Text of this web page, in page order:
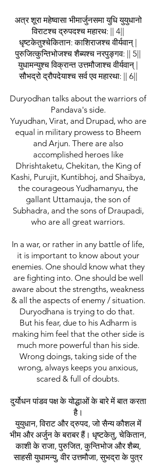
अत्र शूरा महेष्वासा भीमार्जुनसमा युधि युयुधानो
विराटश्च द्रुपदश्च महारथ: || 4||
धृष्टकेतुश्चेकितान: काशिराजश्च वीर्यवान् |
पुरुजित्कुन्तिभोजश्च शैब्यश्च नरपुङ्गव: || 5||
युधामन्युश्च विक्रान्त उत्तमौजाश्च वीर्यवान् |
सौभद्रो द्रौपदेयाश्च सर्व एव महारथा: || 6||
Duryodhan talks about the warriors of
Pandava's side.
Yuyudhan, Virat, and Drupad, who are
equal in military prowess to Bheem
and Arjun. There are also
accomplished heroes like
Dhrishtaketu, Chekitan, the King of
Kashi, Purujit, Kuntibhoj, and Shaibya,
the courageous Yudhamanyu, the
gallant Uttamauja, the son of
Subhadra, and the sons of Draupadi,
who are all great warriors.
In a war, or rather in any battle of life,
it is important to know about your
enemies. One should know what they
are fighting into. One should be well
aware about the strengths, weakness
& all the aspects of enemy / situation.
Duryodhana is trying to do that.
But his fear, due to his Adharm is
making him feel that the other side is
much more powerful than his side.
Wrong doings, taking side of the
wrong, always keeps you anxious,
scared & full of doubts.
दुर्योधन पांडव पक्ष के योद्धाओं के बारे में बात करता
है।
युयुधान, विराट और द्रुपद, जो सैन्य कौशल में
भीम और अर्जुन के बराबर हैं। धृष्टकेतु, चेकितान,
काशी के राजा, पुरुजित, कुन्तिभोज और शैब्य,
साहसी युधामन्यु, वीर उत्तमौजा, सुभद्रा के पुत्र